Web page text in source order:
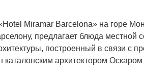
Miramar Barcelona» на горе
предлагает блюда местной
построенный в связи с
каталонским архитектором Оскаром